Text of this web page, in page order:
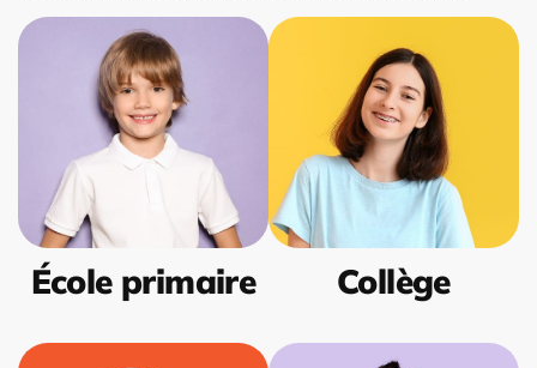
École primaire Collège